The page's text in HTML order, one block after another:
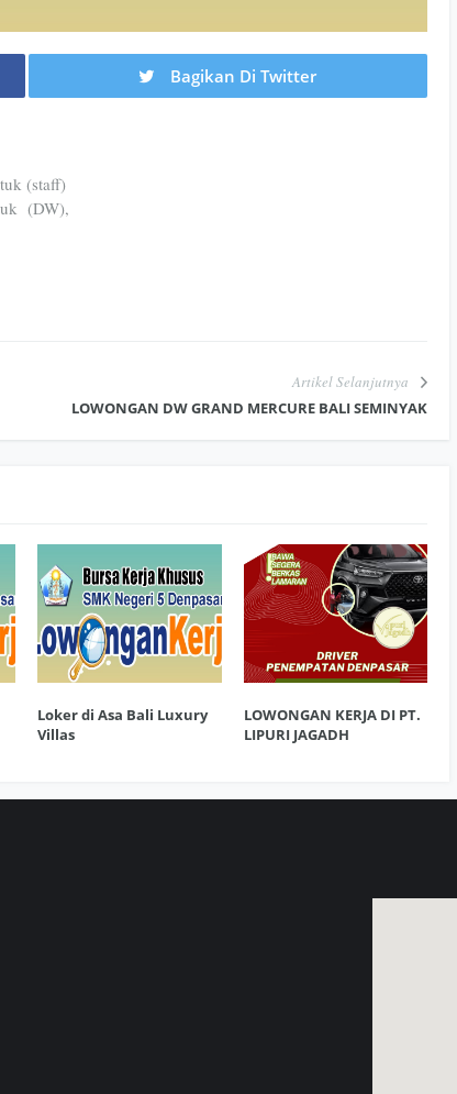
Bagikan Di Twitter
(staff)
(DW),
Artikel Selanjutnya
LOWONGAN DW GRAND MERCURE BALI SEMINYAK
Loker di Asa Bali Luxury
Villas
LOWONGAN KERJA DI PT.
LIPURI JAGADH
PENGUMUMAN SPMB TP. 2026/2027